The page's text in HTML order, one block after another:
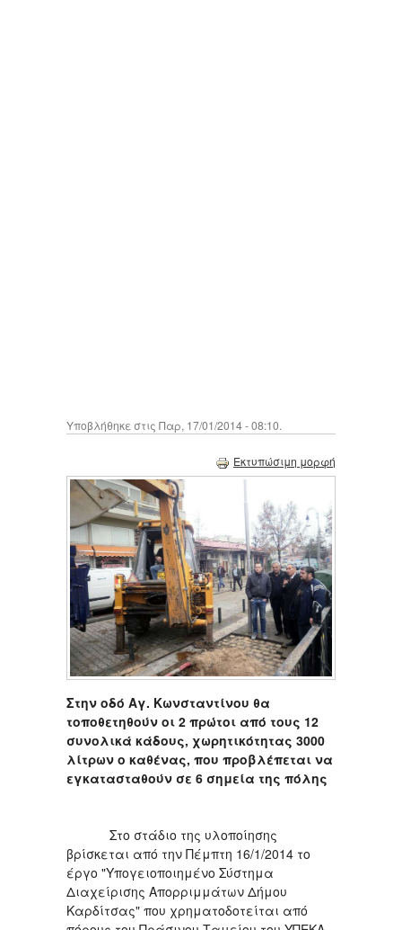
Υποβλήθηκε στις Παρ, 17/01/2014 - 08:10.
Εκτυπώσιμη μορφή
Στην οδό Αγ. Κωνσταντίνου θα
τοποθετηθούν οι 2 πρώτοι από τους 12
συνολικά κάδους, χωρητικότητας 3000
λίτρων ο καθένας, που προβλέπεται να
εγκατασταθούν σε 6 σημεία της πόλης
Στο στάδιο της υλοποίησης
βρίσκεται από την Πέμπτη 16/1/2014 το
έργο "Υπογειοποιημένο Σύστημα
Διαχείρισης Απορριμμάτων Δήμου
Καρδίτσας" που χρηματοδοτείται από